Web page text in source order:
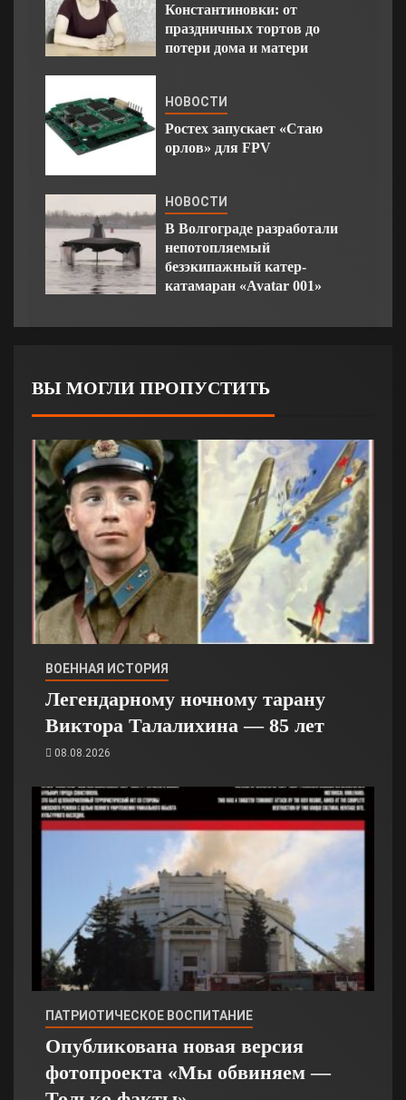
Константиновки: от
праздничных тортов до
потери дома и матери
НОВОСТИ
Ростех запускает «Стаю
орлов» для FPV
НОВОСТИ
В Волгограде разработали
непотопляемый
безэкипажный катер-
катамаран «Avatar 001»
ВЫ МОГЛИ ПРОПУСТИТЬ
ВОЕННАЯ ИСТОРИЯ
Легендарному ночному тарану
Виктора Талалихина — 85 лет
08.08.2026
ПАТРИОТИЧЕСКОЕ ВОСПИТАНИЕ
Опубликована новая версия
фотопроекта «Мы обвиняем —